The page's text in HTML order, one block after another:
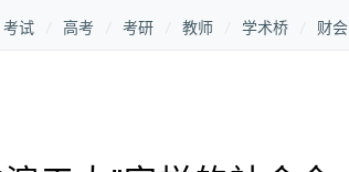
考试 高考 考研 教师 学术桥 财会